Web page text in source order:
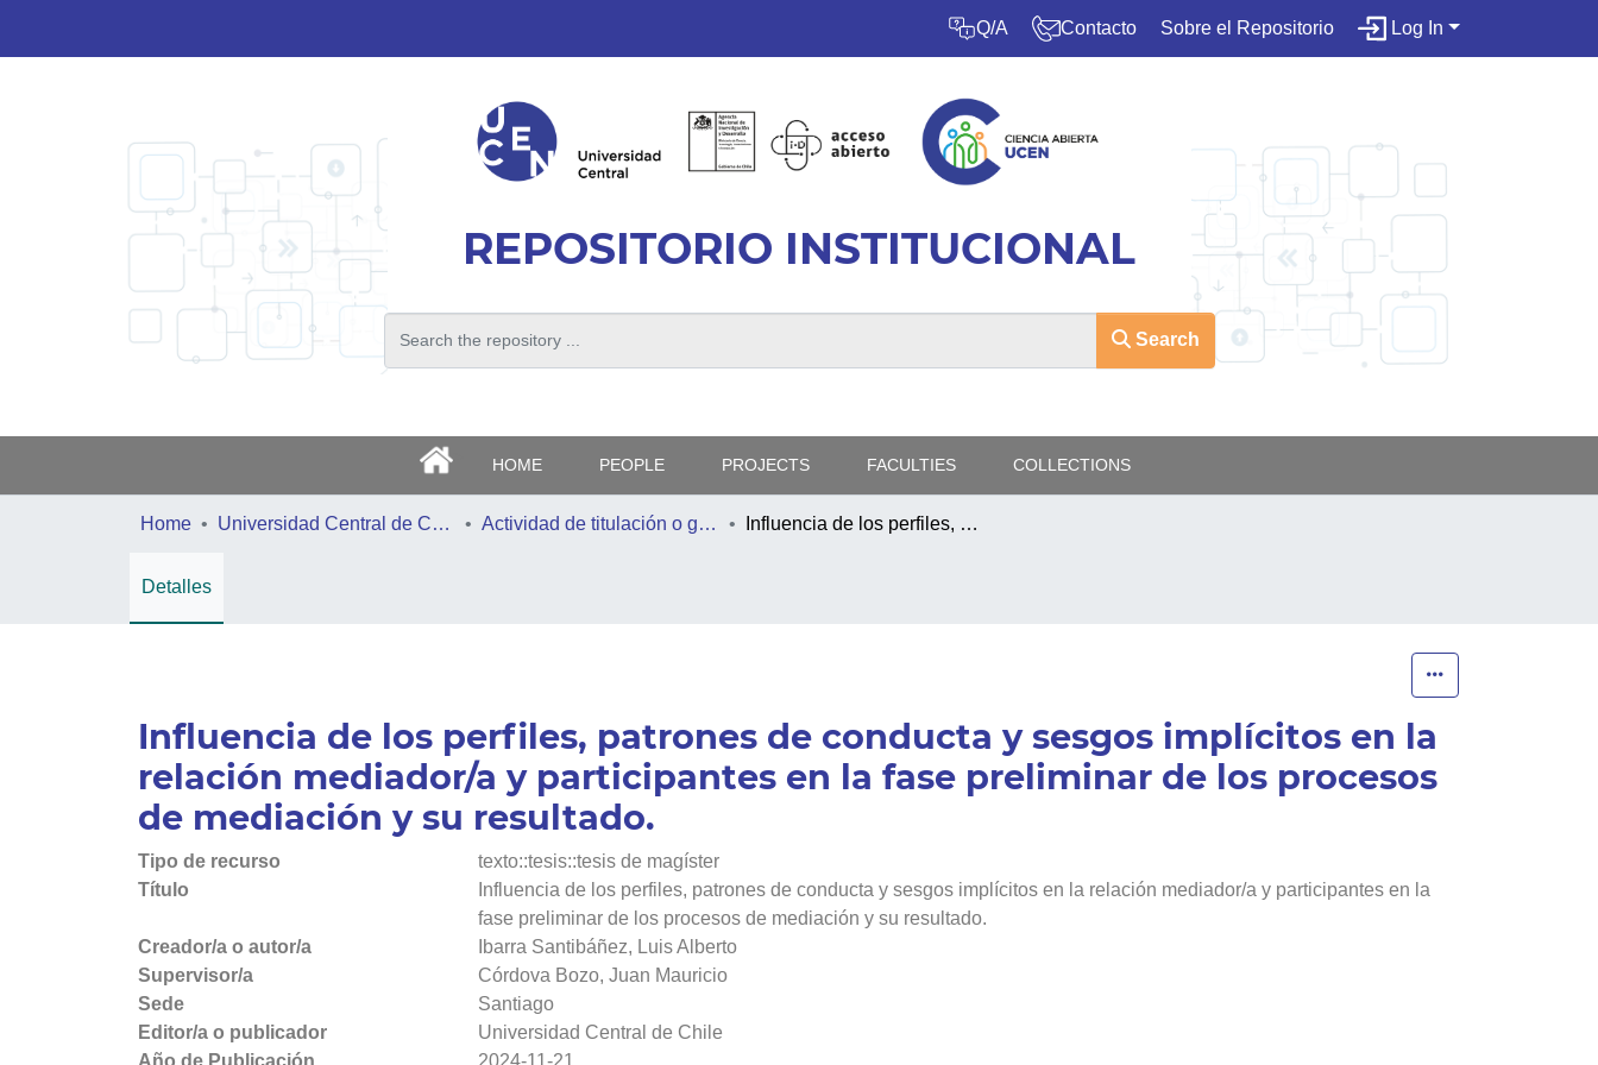
Q/A Contacto Sobre el Repositorio Log In
REPOSITORIO INSTITUCIONAL
Search
HOME PEOPLE PROJECTS FACULTIES COLLECTIONS
Home Universidad Central de Chile Actividad de titulación o graduación Influencia de los perfiles, patrones de conducta y sesgos implícitos en la relación mediador/a y participantes en la fase preliminar de los procesos de mediación y su resultado.
Detalles
Influencia de los perfiles, patrones de conducta y sesgos implícitos en la
relación mediador/a y participantes en la fase preliminar de los procesos
de mediación y su resultado.
Tipo de recurso
texto::tesis::tesis de magíster
Título
Influencia de los perfiles, patrones de conducta y sesgos implícitos en la relación mediador/a y participantes en la
fase preliminar de los procesos de mediación y su resultado.
Creador/a o autor/a
Ibarra Santibáñez, Luis Alberto
Supervisor/a
Córdova Bozo, Juan Mauricio
Sede
Santiago
Editor/a o publicador
Universidad Central de Chile
Año de Publicación
2024-11-21